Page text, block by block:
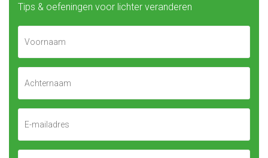
Tips & oefeningen voor lichter veranderen